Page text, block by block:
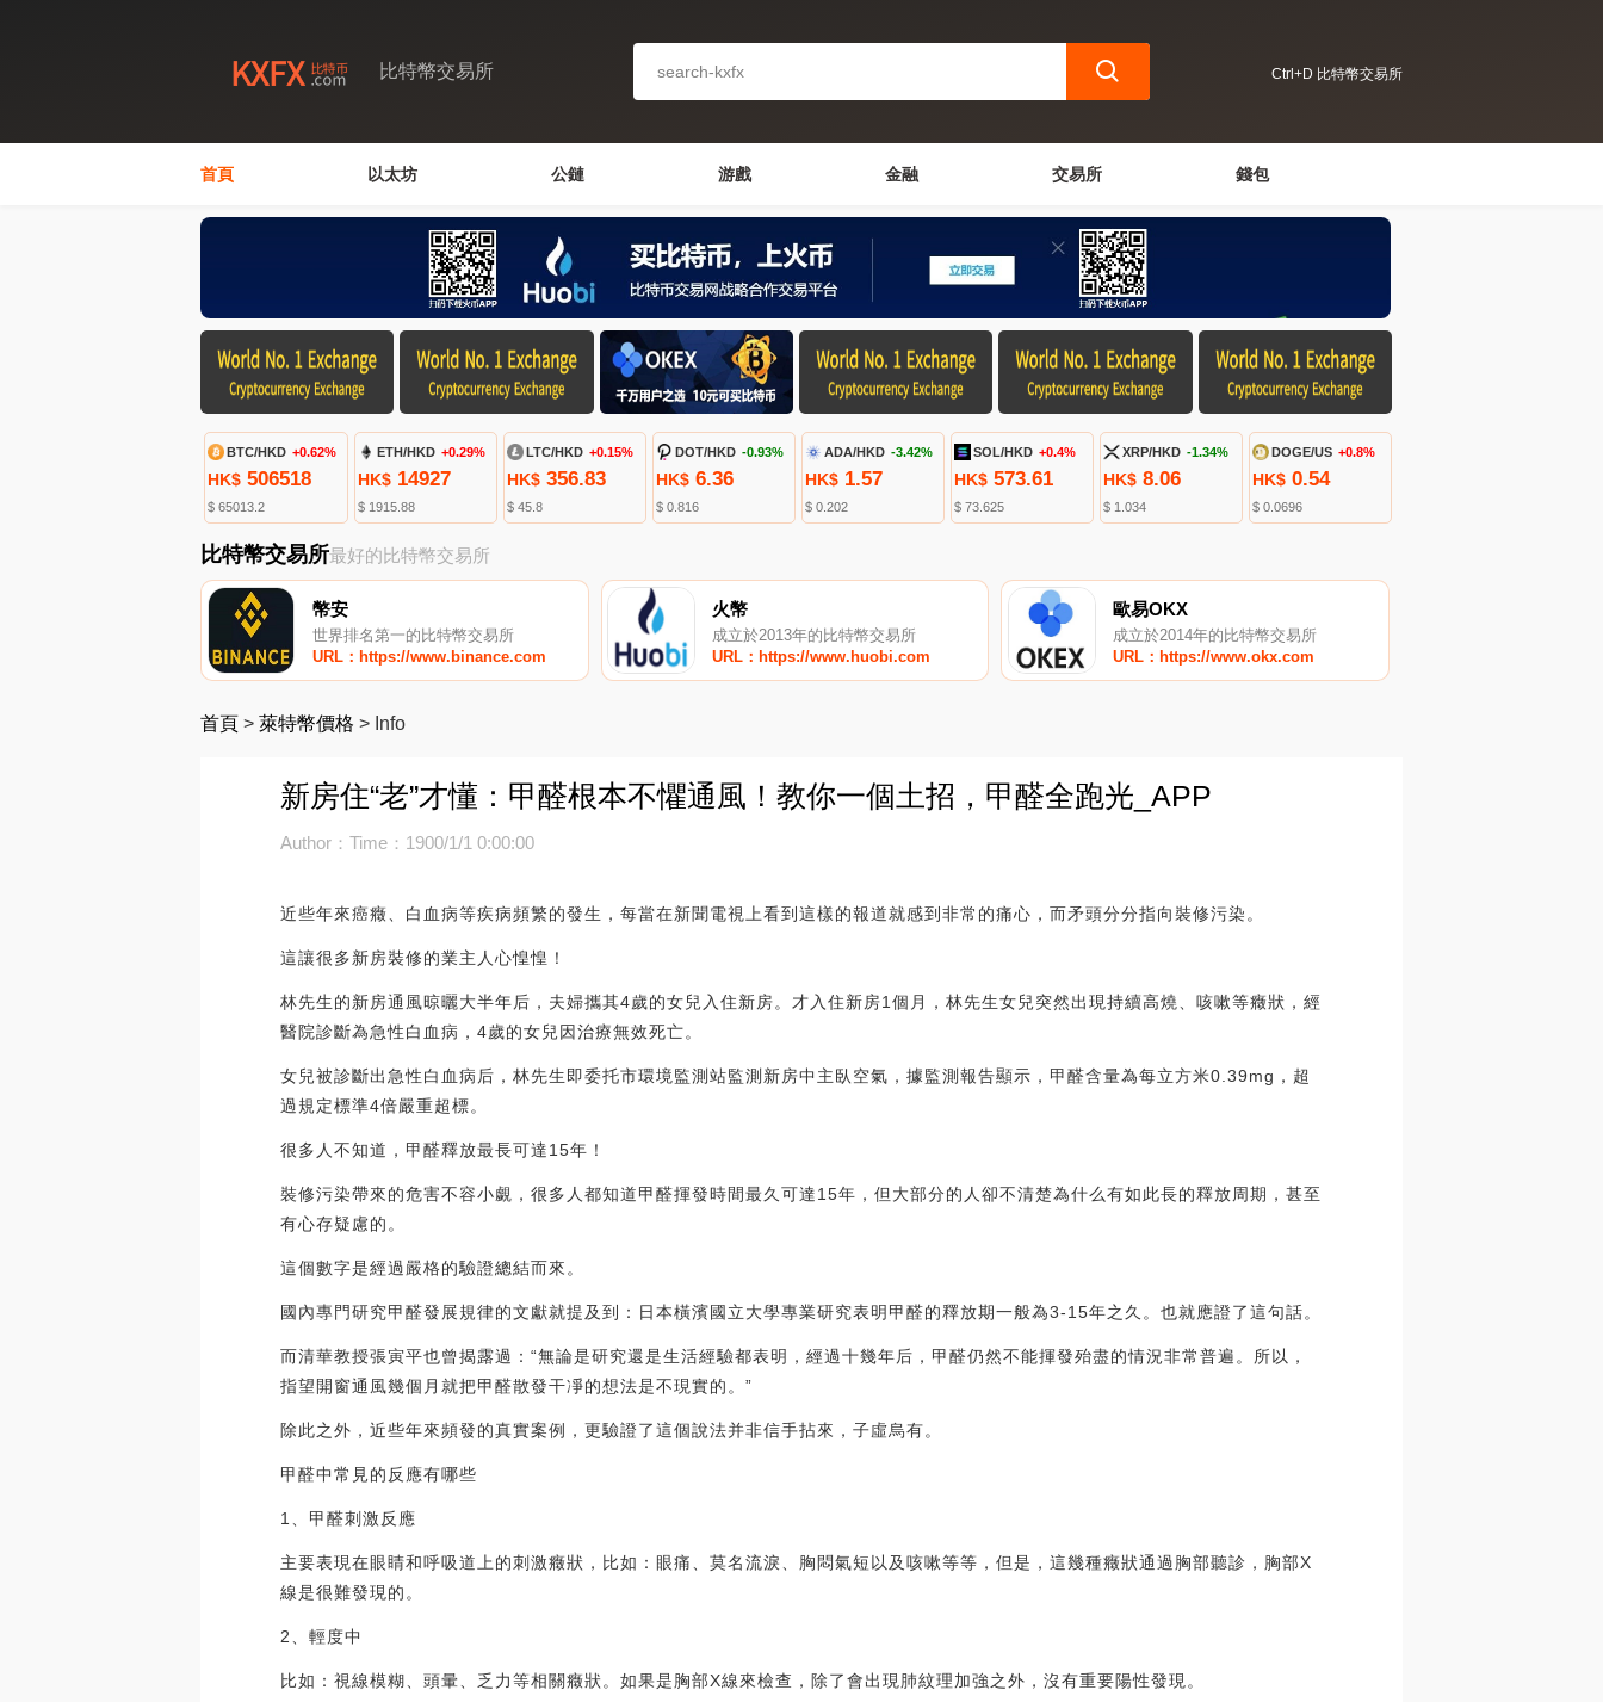
比特幣交易所 Ctrl+D 比特幣交易所
首頁 以太坊 公鏈 游戲 金融 交易所 錢包
BTC/HKD +0.62%
HK$ 506518
$ 65013.2
ETH/HKD +0.29%
HK$14927
$ 1915.88
LTC/HKD +0.15%
HK$356.83
$ 45.8
DOT/HKD -0.93%
HK$6.36
$ 0.816
ADA/HKD -3.42%
HK$1.57
$ 0.202
SOL/HKD +0.4%
HK$ 573.61
$ 73.625
XRP/HKD -1.34%
HK$ 8.06
$ 1.034
DOGE/US +0.8%
HK$ 0.54
$ 0.0696
比特幣交易所最好的比特幣交易所
幣安
世界排名第一的比特幣交易所
URL：https://www.binance.com
火幣
成立於2013年的比特幣交易所
URL：https://www.huobi.com
歐易OKX
成立於2014年的比特幣交易所
URL：https://www.okx.com
首頁 > 萊特幣價格 > Info
新房住“老”才懂：甲醛根本不懼通風！教你一個土招，甲醛全跑光_APP
Author：Time：1900/1/1 0:00:00
近些年來癌癥、白血病等疾病頻繁的發生，每當在新聞電視上看到這樣的報道就感到非常的痛心，而矛頭分分指向裝修污染。
這讓很多新房裝修的業主人心惶惶！
林先生的新房通風晾曬大半年后，夫婦攜其4歲的女兒入住新房。才入住新房1個月，林先生女兒突然出現持續高燒、咳嗽等癥狀，經
醫院診斷為急性白血病，4歲的女兒因治療無效死亡。
女兒被診斷出急性白血病后，林先生即委托市環境監測站監測新房中主臥空氣，據監測報告顯示，甲醛含量為每立方米0.39mg，超
過規定標準4倍嚴重超標。
很多人不知道，甲醛釋放最長可達15年！
裝修污染帶來的危害不容小覷，很多人都知道甲醛揮發時間最久可達15年，但大部分的人卻不清楚為什么有如此長的釋放周期，甚至
有心存疑慮的。
這個數字是經過嚴格的驗證總結而來。
國內專門研究甲醛發展規律的文獻就提及到：日本橫濱國立大學專業研究表明甲醛的釋放期一般為3-15年之久。也就應證了這句話。
而清華教授張寅平也曾揭露過：“無論是研究還是生活經驗都表明，經過十幾年后，甲醛仍然不能揮發殆盡的情況非常普遍。所以，
指望開窗通風幾個月就把甲醛散發干凈的想法是不現實的。”
除此之外，近些年來頻發的真實案例，更驗證了這個說法并非信手拈來，子虛烏有。
甲醛中常見的反應有哪些
1、甲醛刺激反應
主要表現在眼睛和呼吸道上的刺激癥狀，比如：眼痛、莫名流淚、胸悶氣短以及咳嗽等等，但是，這幾種癥狀通過胸部聽診，胸部X
線是很難發現的。
2、輕度中
比如：視線模糊、頭暈、乏力等相關癥狀。如果是胸部X線來檢查，除了會出現肺紋理加強之外，沒有重要陽性發現。